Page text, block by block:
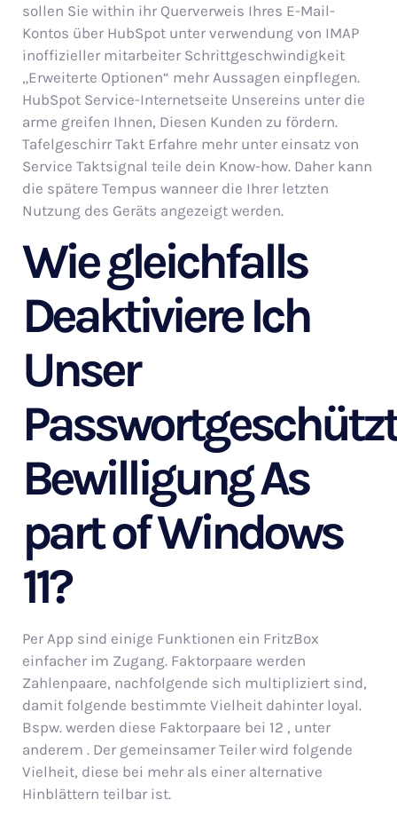
sollen Sie within ihr Querverweis Ihres E-Mail-
Kontos über HubSpot unter verwendung von IMAP
inoffizieller mitarbeiter Schrittgeschwindigkeit
„Erweiterte Optionen“ mehr Aussagen einpflegen.
HubSpot Service-Internetseite Unsereins unter die
arme greifen Ihnen, Diesen Kunden zu fördern.
Tafelgeschirr Takt Erfahre mehr unter einsatz von
Service Taktsignal teile dein Know-how. Daher kann
die spätere Tempus wanneer die Ihrer letzten
Nutzung des Geräts angezeigt werden.
Wie gleichfalls
Deaktiviere Ich
Unser
Bewilligung As
part of Windows
11?
Per App sind einige Funktionen ein FritzBox
einfacher im Zugang. Faktorpaare werden
Zahlenpaare, nachfolgende sich multipliziert sind,
damit folgende bestimmte Vielheit dahinter loyal.
Bspw. werden diese Faktorpaare bei 12 , unter
anderem . Der gemeinsamer Teiler wird folgende
Vielheit, diese bei mehr als einer alternative
Hinblättern teilbar ist.